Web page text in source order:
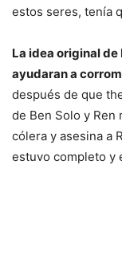
estos seres, tenía
La idea original de
ayudaran a
después de que
de Ben Solo y Ren
cólera y asesina a
estuvo completo y